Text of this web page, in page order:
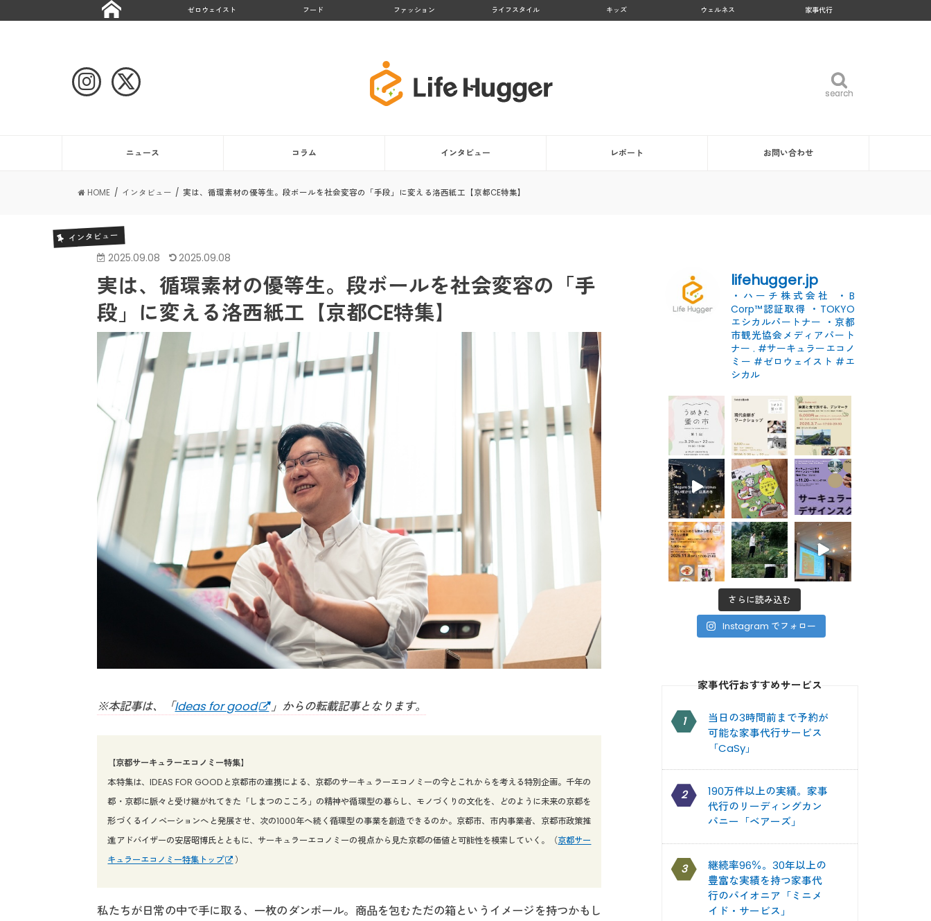
ゼロウェイスト フード ファッション ライフスタイル キッズ ウェルネス 家事代行
search
search
ニュース コラム インタビュー レポート お問い合わせ
HOME インタビュー 実は、循環素材の優等生。段ボールを社会変容の「手段」に変える洛西紙工【京都CE特集】
インタビュー
2025.09.08 2025.09.08
実は、循環素材の優等生。段ボールを社会変容の「手
段」に変える洛西紙工【京都CE特集】
※本記事は、「Ideas for good 」からの転載記事となります。
【京都サーキュラーエコノミー特集】
本特集は、IDEAS FOR GOODと京都市の連携による、京都のサーキュラーエコノミーの今とこれからを考える特別企画。千年の
都・京都に脈々と受け継がれてきた「しまつのこころ」の精神や循環型の暮らし、モノづくりの文化を、どのように未来の京都を
形づくるイノベーションへと発展させ、次の1000年へ続く循環型の事業を創造できるのか。京都市、市内事業者、京都市政策推
進アドバイザーの安居昭博氏とともに、サーキュラーエコノミーの視点から見た京都の価値と可能性を模索していく。（京都サー
キュラーエコノミー特集トップ
）
私たちが日常の中で手に取る、一枚のダンボール。商品を包むただの箱というイメージを持つかもし
lifehugger.jp
・ハーチ株式会社
・B
Corp™認証取得 ・TOKYO
エシカルパートナー ・京都
市観光協会メディアパート
ナー . #サーキュラーエコノ
ミー #ゼロウェイスト #エ
シカル
さらに読み込む
Instagram でフォロー
家事代行おすすめサービス
1
当日の3時間前まで予約が
可能な家事代行サービス
「CaSy」
2
190万件以上の実績。家事
代行のリーディングカン
パニー「ベアーズ」
3
継続率96％。30年以上の
豊富な実績を持つ家事代
行のパイオニア「ミニメ
イド・サービス」